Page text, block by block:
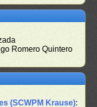
Romero Quintero
(SCWPM Krause):